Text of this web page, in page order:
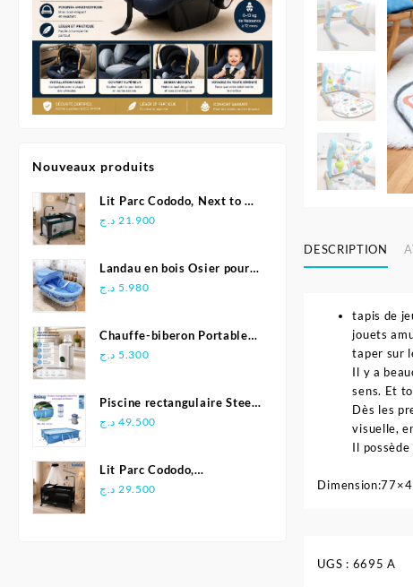
Nouveaux produits
Lit Parc Cododo, Next to Me
2en1 – Pingouin
21.900 د.ج
Landau en bois Osier pour
bébé5.980 د.ج
Chauffe-biberon Portable
pour Voyage
5.300 د.ج
Piscine rectangulaire Steel
Pro avec pompe de
49.500 د.ج
Lit Parc Cododo,
Multifonction - Kidilo
29.500 د.ج
DESCRIPTION
tapis de
jouets
taper sur
Il y a
sens. Et
Dès les
visuelle,
Il
UGS : 6695 A